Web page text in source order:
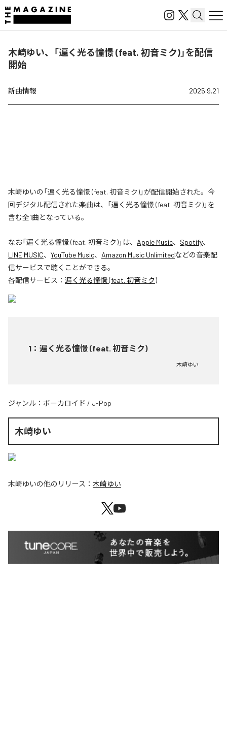
木崎ゆい、「遍く光る憧憬 (feat. 初音ミク)」を配信
開始
新曲情報 2025.9.21
木崎ゆいの「遍く光る憧憬 (feat. 初音ミク)」が配信開始された。今
回デジタル配信された楽曲は、「遍く光る憧憬 (feat. 初音ミク)」を
含む全1曲となっている。
なお「遍く光る憧憬 (feat. 初音ミク)」は、 Apple Music、 Spotify、
LINE MUSIC、 YouTube Music、 Amazon Music Unlimitedなどの音楽配
信サービスで聴くことができる。
各配信サービス： 遍く光る憧憬 (feat. 初音ミク)
1 ： 遍く光る憧憬 (feat. 初音ミク)
木崎ゆい
ジャンル： ボーカロイド / J-Pop
木崎ゆい
木崎ゆいの他のリリース： 木崎ゆい